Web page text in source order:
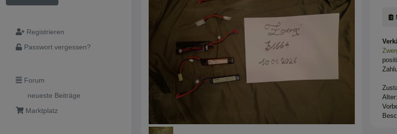
Registrieren
Passwort vergessen?
Forum
neueste Beiträge
Marktplatz